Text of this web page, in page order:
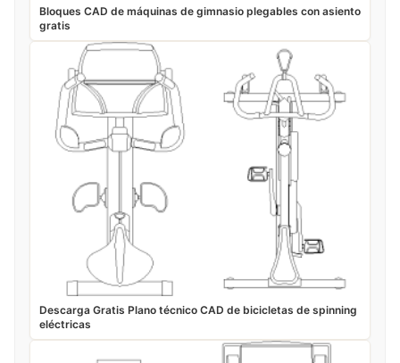
Bloques CAD de máquinas de gimnasio plegables con asiento
gratis
Descarga Gratis Plano técnico CAD de bicicletas de spinning
eléctricas